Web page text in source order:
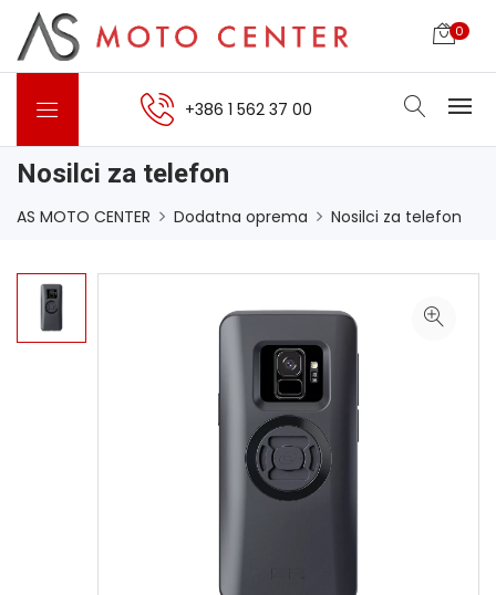
0
+386 1 562 37 00
Nosilci za telefon
AS MOTO CENTER Dodatna oprema Nosilci za telefon